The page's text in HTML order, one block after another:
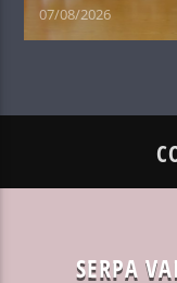
07/08/2026
SERPA